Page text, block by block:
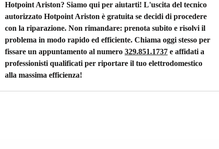
Hotpoint Ariston? Siamo qui per aiutarti! L'uscita del tecnico
autorizzato Hotpoint Ariston è gratuita se decidi di procedere
con la riparazione. Non rimandare: prenota subito e risolvi il
problema in modo rapido ed efficiente. Chiama oggi stesso per
fissare un appuntamento al numero 329.851.1737 e affidati a
professionisti qualificati per riportare il tuo elettrodomestico
alla massima efficienza!